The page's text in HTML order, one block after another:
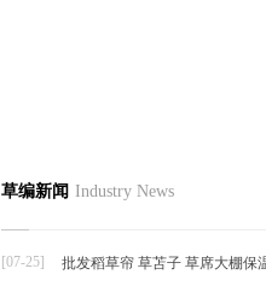
草编新闻 Industry News
[07-25] 批发稻草帘 草苫子 草席大棚保